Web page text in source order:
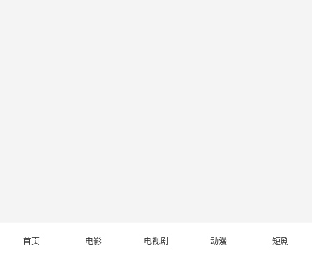
首页 电影 电视剧 动漫 短剧